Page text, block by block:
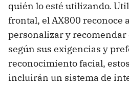
quién lo esté utilizando.
frontal, el AX800 reconoce
personalizar y
según sus exigencias y
reconocimiento facial,
incluirán un sistema de